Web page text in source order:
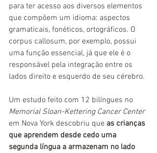
para ter acesso aos diversos elementos
que compõem um idioma: aspectos
gramaticais, fonéticos, ortográficos. O
corpus callosum, por exemplo, possui
uma função essencial, já que ele é o
responsável pela integração entre os
lados direito e esquerdo de seu cérebro.
Um estudo feito com 12 bilíngues no
Memorial Sloan-Kettering Cancer Center
em Nova York descobriu que as crianças
que aprendem desde cedo uma
segunda língua a armazenam no lado